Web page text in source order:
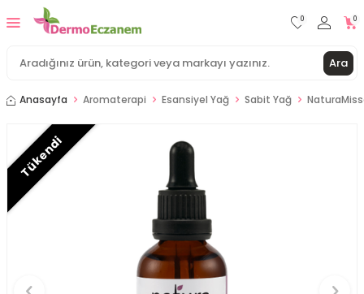
Ara
0 0
Anasayfa Aromaterapi Esansiyel Yağ Sabit Yağ
Tükendi